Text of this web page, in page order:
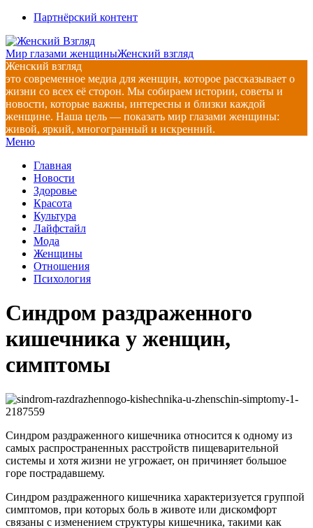
Перейти
содержимому
Партнёрский контент
Мир глазами женщиныЖенский взгляд
Женский взгляд
это современное медиа для женщин, которое рассказывает о
жизни со всех её сторон. Мы собираем истории, советы и
новости, которые важны, интересны и близки каждой
женщине. Наша цель — показать мир глазами женщины:
живой, яркий, многогранный и искренний.
Главное
меню
Меню
Главная
Новости
Здоровье
Красота
Культура
Лайфстайл
Мода
Женщины
Отношения
Психология
Синдром раздраженного
кишечника у женщин,
симптомы
Синдром раздраженного кишечника относится к одному из
самых распространенных расстройств пищеварительной
системы и хотя жизни не угрожает, он причиняет большое
горе пострадавшему.
Синдром раздраженного кишечника характеризуется группой
симптомов, при которых боль в животе или дискомфорт
связаны с изменением структуры кишечника, такими как